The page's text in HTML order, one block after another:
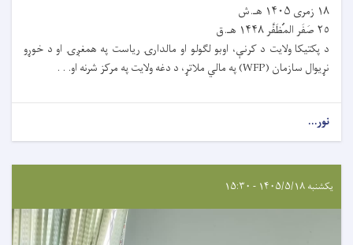
١٨ زمری ۱۴۰۵ هـ.ش
٢٥ صَفَر المُظَفَّر ۱۴۴۸ هـ.ق
د پکتیکا ولایت د کرنې، اوبو لګولو او مالدارۍ ریاست په همغږۍ او د خوړو
نړیوال سازمان (WFP) په مالي ملاتړ، د دغه ولایت په مرکز شرنه او. . .
نور...
یکشنبه ۱۴۰۵/۵/۱۸ - ۱۵:۳۰